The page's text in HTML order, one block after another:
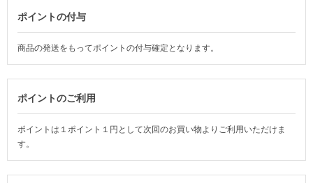
ポイントの付与
商品の発送をもってポイントの付与確定となります。
ポイントのご利用
ポイントは１ポイント１円として次回のお買い物よりご利用いただけま
す。